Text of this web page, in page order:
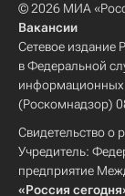
© 2026 МИА
Вакансии
Сетевое издание
в Федеральной
информационных
(Роскомнадзор)
Свидетельство
Учредитель:
предприятие
«Россия